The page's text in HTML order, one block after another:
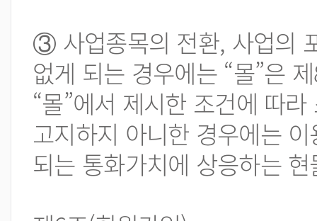
③ 사업종목의 전환, 사업의
없게 되는 경우에는 “몰”은
“몰”에서 제시한 조건에 따
고지하지 아니한 경우에는
되는 통화가치에 상응하는